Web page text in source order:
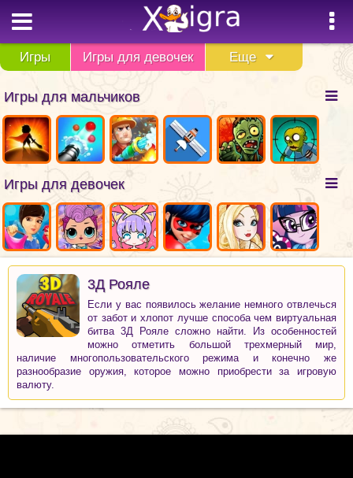
Игры Игры для девочек Еще
Игры для мальчиков
Игры для девочек
3Д Рояле
Если у вас появилось желание немного отвлечься
от забот и хлопот лучше способа чем виртуальная
битва 3Д Рояле сложно найти. Из особенностей
можно отметить большой трехмерный мир,
наличие многопользовательского режима и конечно же
разнообразие оружия, которое можно приобрести за игровую
валюту.